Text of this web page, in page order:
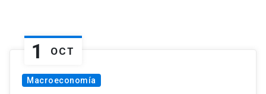
1 OCT
Macroeconomía